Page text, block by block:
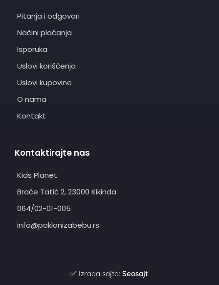
Pitanja i odgovori
Načini plaćanja
Isporuka
Uslovi korišćenja
Uslovi kupovine
O nama
Kontakt
Kontaktirajte nas
Kids Planet
Braće Tatić 2, 23000 Kikinda
064/02-01-005
info@poklonizabebu.rs
✅ Izrada sajta:Seosajt